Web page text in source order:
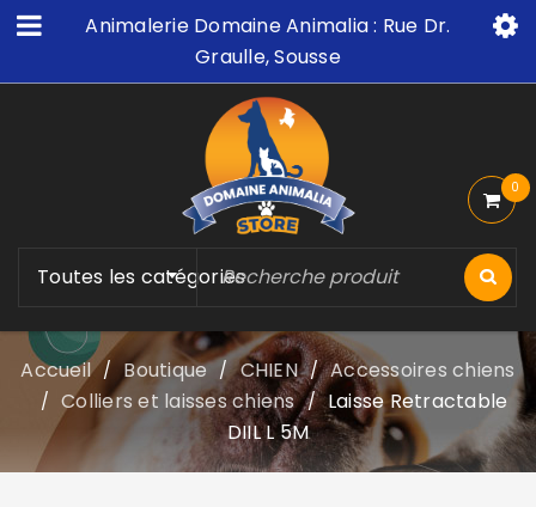
Animalerie Domaine Animalia : Rue Dr.
Graulle, Sousse
Toutes les catégories
0
Accueil / Boutique / CHIEN / Accessoires chiens
/ Colliers et laisses chiens / Laisse Retractable
DIIL L 5M